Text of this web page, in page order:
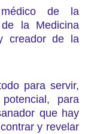
de la
la Medicina
creador de la
para servir,
para
que hay
y revelar